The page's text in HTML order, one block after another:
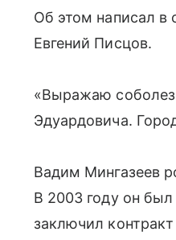
Об этом написал в
Евгений Писцов.
«Выражаю
Эдуардовича.
Вадим Мингазеев
В 2003 году он
заключил контракт